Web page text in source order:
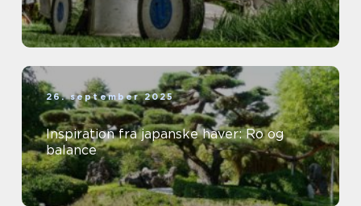
26. september 2025
Inspiration fra japanske haver: Ro og
balance